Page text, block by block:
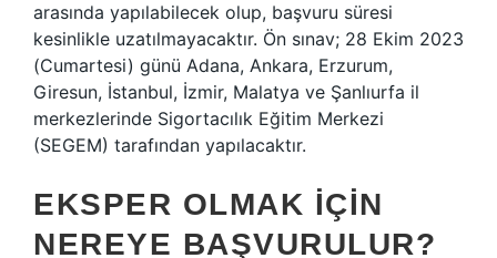
arasında yapılabilecek olup, başvuru süresi
kesinlikle uzatılmayacaktır. Ön sınav; 28 Ekim 2023
(Cumartesi) günü Adana, Ankara, Erzurum,
Giresun, İstanbul, İzmir, Malatya ve Şanlıurfa il
merkezlerinde Sigortacılık Eğitim Merkezi
(SEGEM) tarafından yapılacaktır.
EKSPER OLMAK IÇIN
NEREYE BAŞVURULUR?